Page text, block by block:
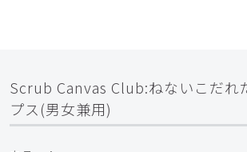
Scrub Canvas Club:ねないこだれ
プス(男女兼用)